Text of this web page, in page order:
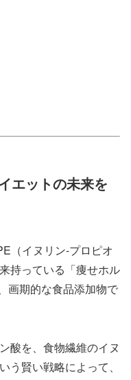
エットの未来を
（イヌリン-プロピオ
持っている「痩せホル
画期的な食品添加物で
酸を、食物繊維のイヌ
う賢い戦略によって、